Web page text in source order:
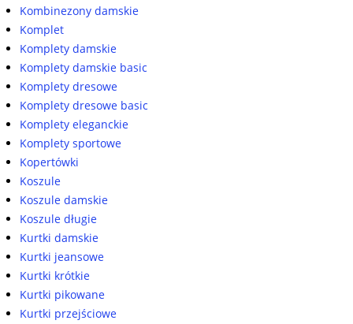
Kombinezony damskie
Komplet
Komplety damskie
Komplety damskie basic
Komplety dresowe
Komplety dresowe basic
Komplety eleganckie
Komplety sportowe
Kopertówki
Koszule
Koszule damskie
Koszule długie
Kurtki damskie
Kurtki jeansowe
Kurtki krótkie
Kurtki pikowane
Kurtki przejściowe